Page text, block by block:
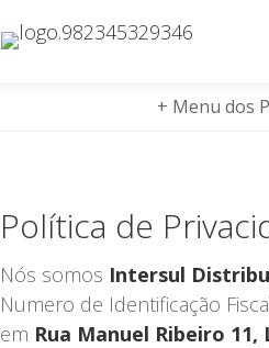
+ Menu dos
Política de
Nós somos Intersul
Numero de Identificação
em Rua Manuel Ribeiro 11,